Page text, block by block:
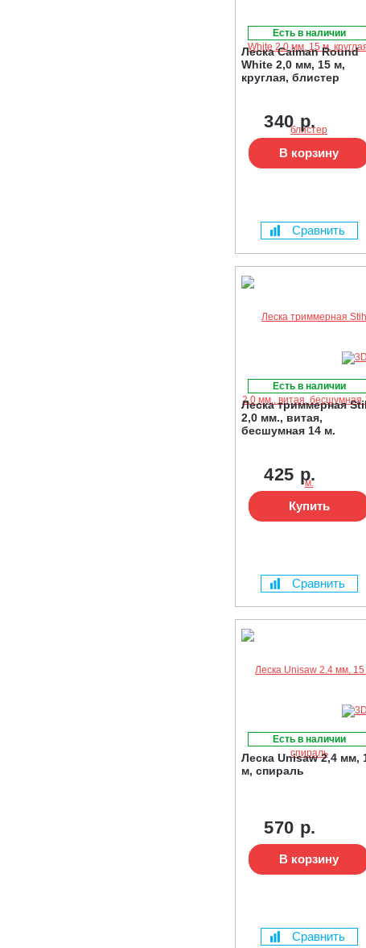
Есть в наличии
Леска Caiman Round
White 2,0 мм, 15 м,
круглая, блистер
340 р.
В корзину
Сравнить
Есть в наличии
Леска триммерная
2,0 мм., витая,
бесшумная 14 м.
425 р.
Купить
Сравнить
Есть в наличии
Леска Unisaw 2,4 мм,
м, спираль
570 р.
В корзину
Сравнить